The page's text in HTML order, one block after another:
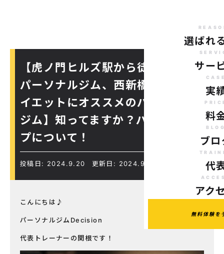
選ばれ
サー
実
料
ブロ
代
アク
無料体験を
【虎ノ門ヒルズ駅から徒歩７分の
パーソナルジム、西新橋周辺、ダ
イエットにオススメのパーソナル
ジム】知ってますか？パンプアッ
プについて！
投稿日: 2024.9.20 更新日: 2024.9.21
こんにちは♪
パーソナルジムDecision
代表トレーナーの関根です！